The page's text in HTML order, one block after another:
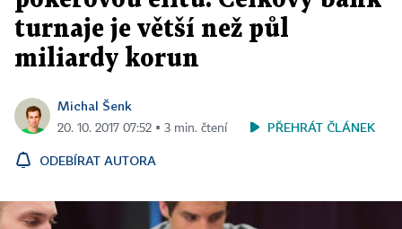
turnaje je větší než půl
miliardy korun
Michal Šenk
20. 10. 2017 07:52 ▪ 3 min. čtení PŘEHRÁT ČLÁNEK
ODEBÍRAT AUTORA